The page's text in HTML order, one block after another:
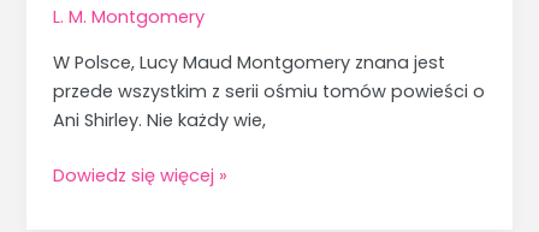
L. M. Montgomery
W Polsce, Lucy Maud Montgomery znana jest
przede wszystkim z serii ośmiu tomów powieści o
Ani Shirley. Nie każdy wie,
Dowiedz się więcej »